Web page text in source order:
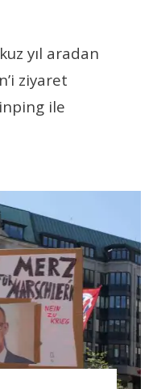
yıl aradan
ziyaret
ile